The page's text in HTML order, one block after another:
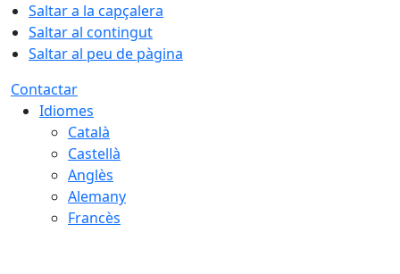
Saltar a la capçalera
Saltar al contingut
Saltar al peu de pàgina
Contactar
Idiomes
Català
Castellà
Anglès
Alemany
Francès